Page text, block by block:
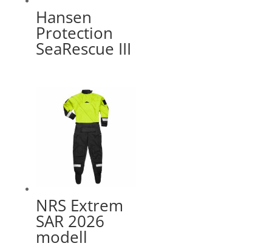
Hansen
Protection
SeaRescue III
NRS Extrem
SAR 2026
modell